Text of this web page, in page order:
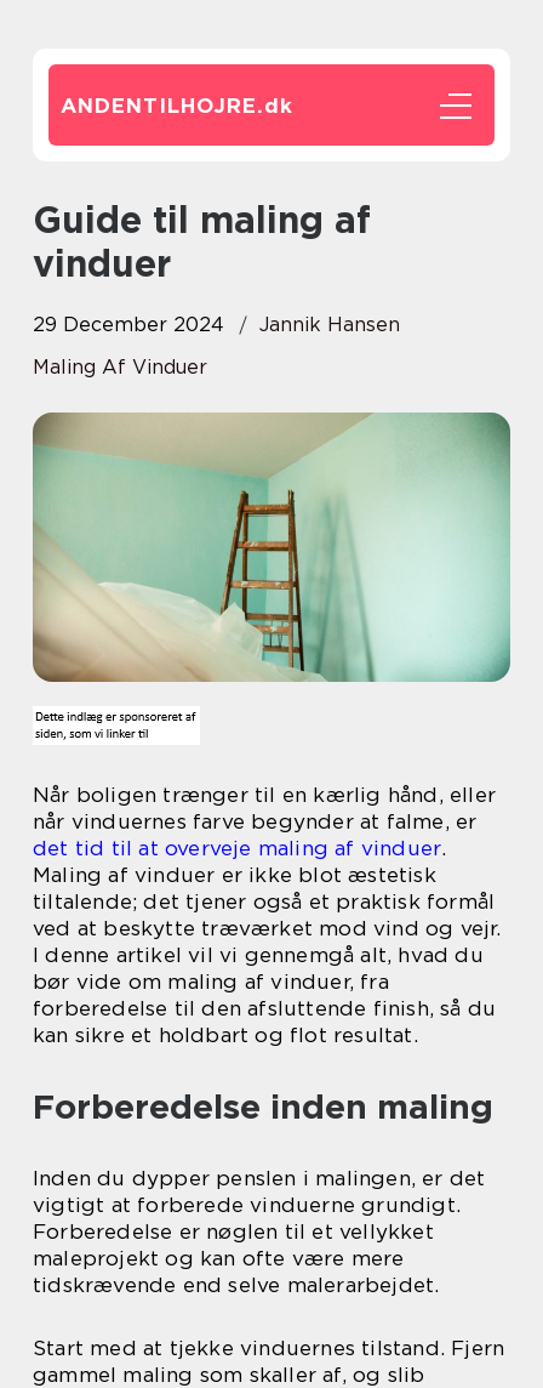
ANDENTILHOJRE.dk
Guide til maling af
vinduer
29 December 2024
Jannik Hansen
Maling Af Vinduer
Når boligen trænger til en kærlig hånd, eller
når vinduernes farve begynder at falme, er
det tid til at overveje maling af vinduer.
Maling af vinduer er ikke blot æstetisk
tiltalende; det tjener også et praktisk formål
ved at beskytte træværket mod vind og vejr.
I denne artikel vil vi gennemgå alt, hvad du
bør vide om maling af vinduer, fra
forberedelse til den afsluttende finish, så du
kan sikre et holdbart og flot resultat.
Forberedelse inden maling
Inden du dypper penslen i malingen, er det
vigtigt at forberede vinduerne grundigt.
Forberedelse er nøglen til et vellykket
maleprojekt og kan ofte være mere
tidskrævende end selve malerarbejdet.
Start med at tjekke vinduernes tilstand. Fjern
gammel maling som skaller af, og slib